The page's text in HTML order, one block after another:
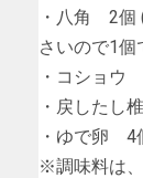
・八角 2個
さいので1
・コショウ
・戻したし
・ゆで卵 4
※調味料は